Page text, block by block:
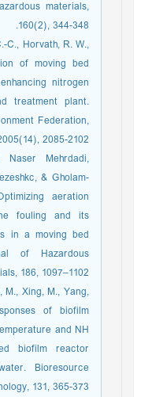
materials,
160(2), 344-348.
C., Horvath, R. W.,
of moving bed
nitrogen
treatment plant.
Federation,
2005(14), 2085-2102.
Naser Mehrdadi,
& Gholam-
aeration
fouling and its
in a moving bed
of Hazardous
186, 1097–1102.
M., Xing, M., Yang,
of biofilm
and NH
biofilm reactor
Bioresource
131, 365-373.